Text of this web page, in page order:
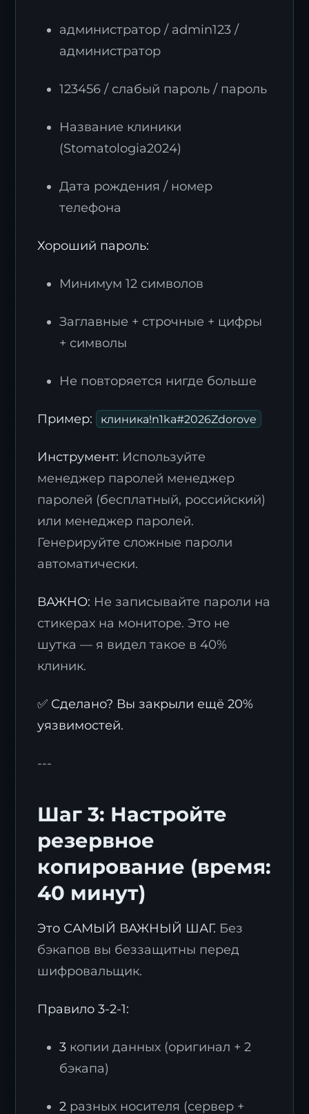
администратор / admin123 /
администратор
123456 / слабый пароль / пароль
Название клиники
(Stomatologia2024)
Дата рождения / номер
телефона
Хороший пароль:
Минимум 12 символов
Заглавные + строчные + цифры
+ символы
Не повторяется нигде больше
Пример: клиника!n1ka#2026Zdorove
Инструмент: Используйте
менеджер паролей менеджер
паролей (бесплатный, российский)
или менеджер паролей.
Генерируйте сложные пароли
автоматически.
ВАЖНО: Не записывайте пароли на
стикерах на мониторе. Это не
шутка — я видел такое в 40%
клиник.
✅ Сделано? Вы закрыли ещё 20%
уязвимостей.
---
Шаг 3: Настройте
резервное
копирование (время:
40 минут)
Это САМЫЙ ВАЖНЫЙ ШАГ. Без
бэкапов вы беззащитны перед
шифровальщик.
Правило 3-2-1:
3 копии данных (оригинал + 2
бэкапа)
2 разных носителя (сервер +